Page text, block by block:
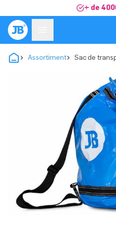
+ de
Assortiment Sac de